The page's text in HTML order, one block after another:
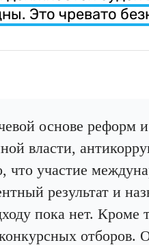
Это чревато
основе реформ
власти,
участие
результат и
пока нет. Кроме
отборов.